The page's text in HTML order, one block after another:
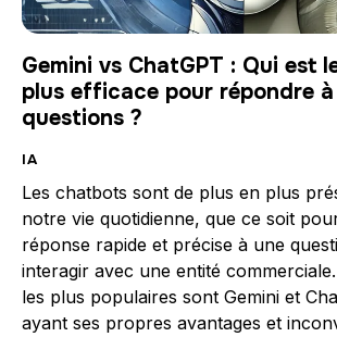
Gemini vs ChatGPT : Qui est
plus efficace pour répondre
questions ?
IA
Les chatbots sont de plus en plus
notre vie quotidienne, que ce soit
réponse rapide et précise à une
interagir avec une entité
les plus populaires sont Gemini et
ayant ses propres avantages et